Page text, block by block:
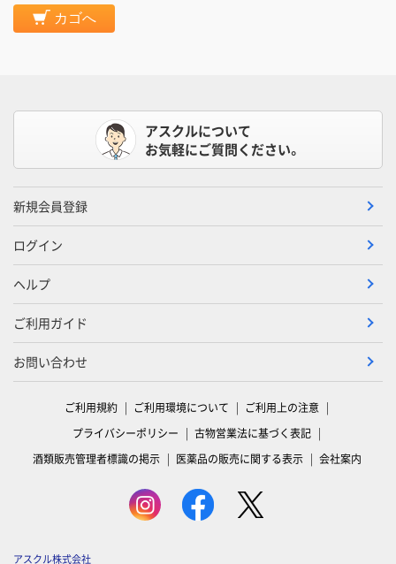
カゴへ
アスクルについて
お気軽にご質問ください。
新規会員登録
ログイン
ヘルプ
ご利用ガイド
お問い合わせ
ご利用規約 ご利用環境について
ご利用上の注意
プライバシーポリシー
古物営業法に基づく表記
酒類販売管理者標識の掲示
医薬品の販売に関する表示 会社案内
アスクル株式会社